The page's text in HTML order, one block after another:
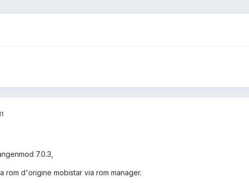
7.0.3,
rom d'origine mobistar via rom manager.